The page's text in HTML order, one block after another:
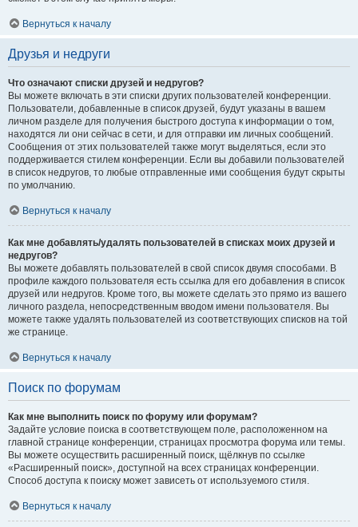
Вернуться к началу
Друзья и недруги
Что означают списки друзей и недругов?
Вы можете включать в эти списки других пользователей конференции.
Пользователи, добавленные в список друзей, будут указаны в вашем
личном разделе для получения быстрого доступа к информации о том,
находятся ли они сейчас в сети, и для отправки им личных сообщений.
Сообщения от этих пользователей также могут выделяться, если это
поддерживается стилем конференции. Если вы добавили пользователей
в список недругов, то любые отправленные ими сообщения будут скрыты
по умолчанию.
Вернуться к началу
Как мне добавлять/удалять пользователей в списках моих друзей и
недругов?
Вы можете добавлять пользователей в свой список двумя способами. В
профиле каждого пользователя есть ссылка для его добавления в список
друзей или недругов. Кроме того, вы можете сделать это прямо из вашего
личного раздела, непосредственным вводом имени пользователя. Вы
можете также удалять пользователей из соответствующих списков на той
же странице.
Вернуться к началу
Поиск по форумам
Как мне выполнить поиск по форуму или форумам?
Задайте условие поиска в соответствующем поле, расположенном на
главной странице конференции, страницах просмотра форума или темы.
Вы можете осуществить расширенный поиск, щёлкнув по ссылке
«Расширенный поиск», доступной на всех страницах конференции.
Способ доступа к поиску может зависеть от используемого стиля.
Вернуться к началу